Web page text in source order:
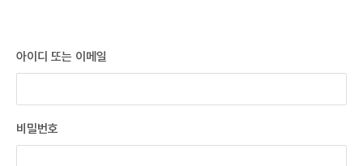
아이디 또는 이메일
비밀번호